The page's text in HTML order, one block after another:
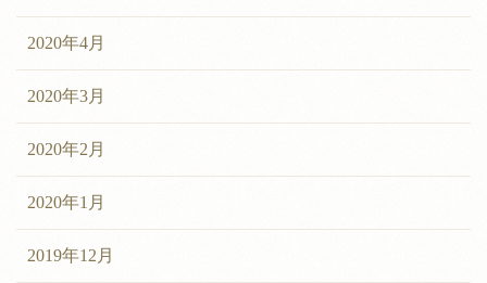
2020年4月
2020年3月
2020年2月
2020年1月
2019年12月